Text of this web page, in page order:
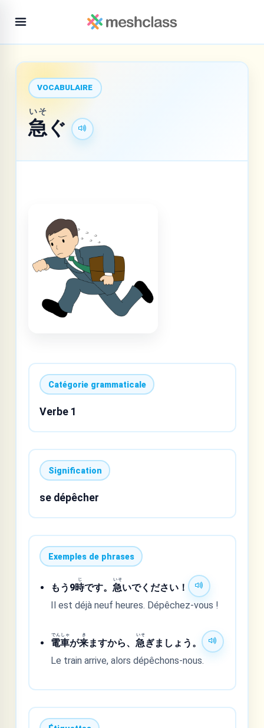
VOCABULAIRE
急
いそ
ぐ
Catégorie grammaticale
Verbe 1
Signification
se dépêcher
Exemples de phrases
もう9時
じ
です。急
いそ
いでください！
Il est déjà neuf heures. Dépêchez-vous !
電車
でんしゃ
が来
き
ますから、急
いそ
ぎましょう。
Le train arrive, alors dépêchons-nous.